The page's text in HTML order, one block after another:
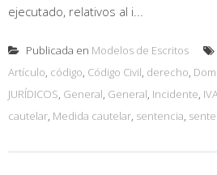
ejecutado, relativos al i...
Publicada en Modelos de Escritos
Artículo, código, Código Civil, derecho,
JURÍDICOS, General, General, Incidente,
cautelar, Medida cautelar, sentencia,